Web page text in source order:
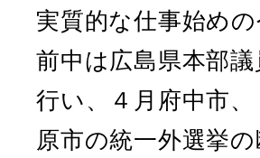
実質的な仕事始め
前中は広島県本部議
行い、４月府中市、
原市の統一外選挙の